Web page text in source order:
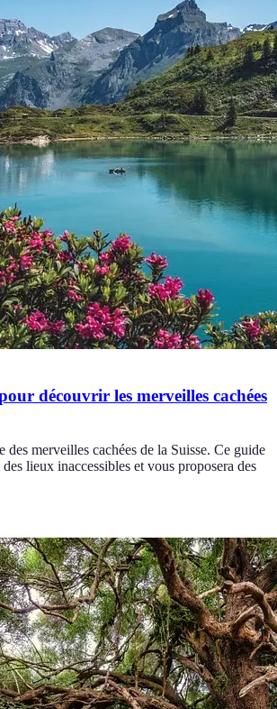
découvrir les merveilles cachées
des merveilles cachées de la Suisse. Ce guide
lieux inaccessibles et vous proposera des